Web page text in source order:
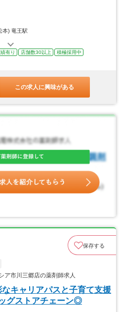
本) 竜王駅
有り 店舗数30以上
積極採用中
この求人に興味がある
保存する
市川三郷店の薬剤師求人
なキャリアパスと子育て支援
グストアチェーン◎